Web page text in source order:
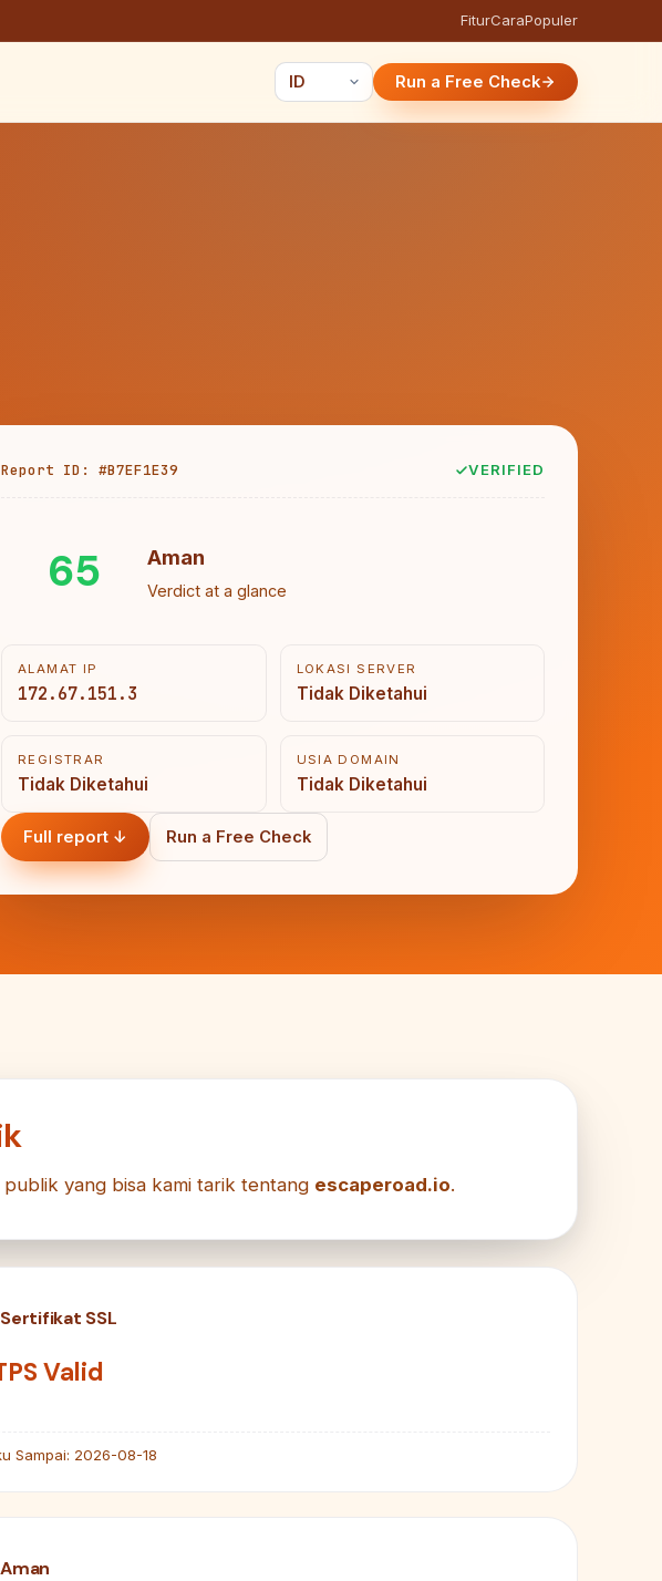
FiturCaraPopuler
Run a Free Check
Report ID: #B7EF1E39 VERIFIED
65 Aman
Verdict at a glance
ALAMAT IP
172.67.151.3
LOKASI SERVER
Tidak Diketahui
REGISTRAR
Tidak Diketahui
USIA DOMAIN
Tidak Diketahui
Full report ↓ Run a Free Check
yang bisa kami tarik tentang escaperoad.io.
Sertifikat SSL
Valid
Sampai: 2026-08-18
Aman